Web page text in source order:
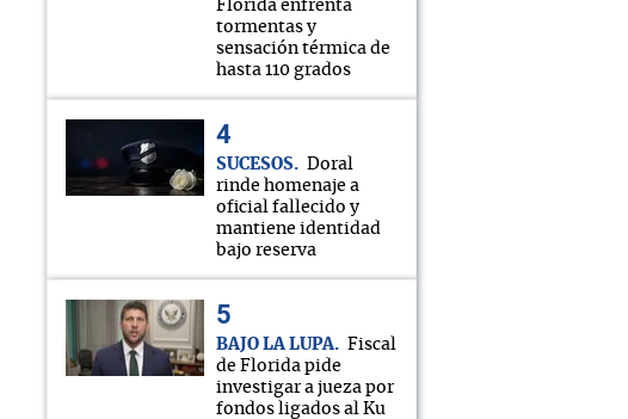
Florida enfrenta
tormentas y
sensación térmica de
hasta 110 grados
SUCESOS
Doral
rinde homenaje a
oficial fallecido y
mantiene identidad
bajo reserva
BAJO LA LUPA
Fiscal
de Florida pide
investigar a jueza por
fondos ligados al Ku